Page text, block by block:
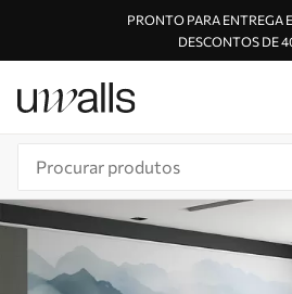
PRONTO PARA ENTREGA
DESCONTOS DE